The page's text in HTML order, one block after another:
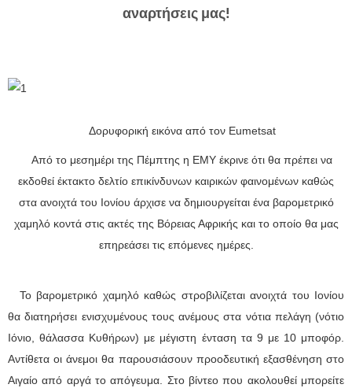
αναρτήσεις μας!
Δορυφορική εικόνα από τον Eumetsat
Από το μεσημέρι της Πέμπτης η ΕΜΥ έκρινε ότι θα πρέπει να
εκδοθεί έκτακτο δελτίο επικίνδυνων καιρικών φαινομένων καθώς
στα ανοιχτά του Ιονίου άρχισε να δημιουργείται ένα βαρομετρικό
χαμηλό κοντά στις ακτές της Βόρειας Αφρικής και το οποίο θα μας
επηρεάσει τις επόμενες ημέρες.
Το βαρομετρικό χαμηλό καθώς στροβιλίζεται ανοιχτά του Ιονίου
θα διατηρήσει ενισχυμένους τους ανέμους στα νότια πελάγη (νότιο
Ιόνιο, θάλασσα Κυθήρων) με μέγιστη ένταση τα 9 με 10 μποφόρ.
Αντίθετα οι άνεμοι θα παρουσιάσουν προοδευτική εξασθένηση στο
Αιγαίο από αργά το απόγευμα. Στο βίντεο που ακολουθεί μπορείτε